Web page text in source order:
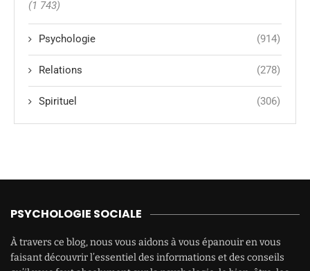
(1 743)
Psychologie (914)
Relations (278)
Spirituel (306)
PSYCHOLOGIE SOCIALE
À travers ce blog, nous vous aidons à vous épanouir en vous
faisant découvrir l’essentiel des informations et des conseils